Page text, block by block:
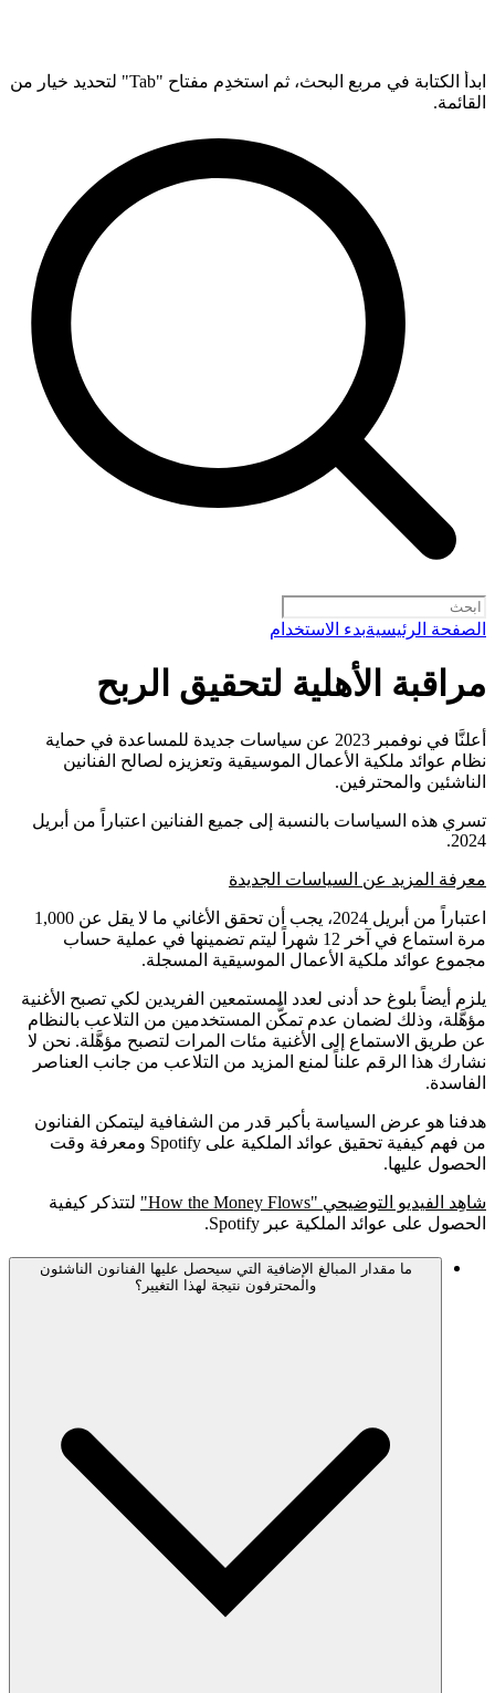
ابدأ الكتابة في مربع البحث، ثم استخدِم مفتاح "Tab" لتحديد خيار من
القائمة.
الصفحة الرئيسيةبدء الاستخدام
مراقبة الأهلية لتحقيق الربح
أعلنَّا في نوفمبر 2023 عن سياسات جديدة للمساعدة في حماية
نظام عوائد ملكية الأعمال الموسيقية وتعزيزه لصالح الفنانين
الناشئين والمحترفين.
تسري هذه السياسات بالنسبة إلى جميع الفنانين اعتباراً من أبريل
2024.
معرفة المزيد عن السياسات الجديدة
اعتباراً من أبريل 2024، يجب أن تحقق الأغاني ما لا يقل عن 1,000
مرة استماع في آخر 12 شهراً ليتم تضمينها في عملية حساب
مجموع عوائد ملكية الأعمال الموسيقية المسجلة.
يلزم أيضاً بلوغ حد أدنى لعدد المستمعين الفريدين لكي تصبح الأغنية
مؤهَّلة، وذلك لضمان عدم تمكُّن المستخدمين من التلاعب بالنظام
عن طريق الاستماع إلى الأغنية مئات المرات لتصبح مؤهَّلة. نحن لا
نشارك هذا الرقم علناً لمنع المزيد من التلاعب من جانب العناصر
الفاسدة.
هدفنا هو عرض السياسة بأكبر قدر من الشفافية ليتمكن الفنانون
من فهم كيفية تحقيق عوائد الملكية على Spotify ومعرفة وقت
الحصول عليها.
شاهِد الفيديو التوضيحي "How the Money Flows"
لتتذكر كيفية
الحصول على عوائد الملكية عبر Spotify.
ما مقدار المبالغ الإضافية التي سيحصل عليها الفنانون الناشئون
والمحترفون نتيجة لهذا التغيير؟